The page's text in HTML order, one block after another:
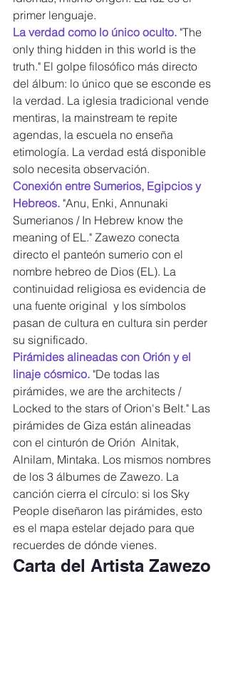
primer lenguaje.
La verdad como lo único oculto. "The
only thing hidden in this world is the
truth." El golpe filosófico más directo
del álbum: lo único que se esconde es
la verdad. La iglesia tradicional vende
mentiras, la mainstream te repite
agendas, la escuela no enseña
etimología. La verdad está disponible
solo necesita observación.
Conexión entre Sumerios, Egipcios y
Hebreos. "Anu, Enki, Annunaki
Sumerianos / In Hebrew know the
meaning of EL." Zawezo conecta
directo el panteón sumerio con el
nombre hebreo de Dios (EL). La
continuidad religiosa es evidencia de
una fuente original  y los símbolos
pasan de cultura en cultura sin perder
su significado.
Pirámides alineadas con Orión y el
linaje cósmico. "De todas las
pirámides, we are the architects /
Locked to the stars of Orion's Belt." Las
pirámides de Giza están alineadas
con el cinturón de Orión  Alnitak,
Alnilam, Mintaka. Los mismos nombres
de los 3 álbumes de Zawezo. La
canción cierra el círculo: si los Sky
People diseñaron las pirámides, esto
es el mapa estelar dejado para que
recuerdes de dónde vienes.
Carta del Artista Zawezo